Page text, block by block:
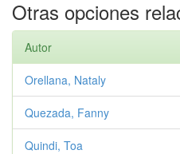
Otras opciones
Autor
Orellana, Nataly
Quezada, Fanny
Quindi, Toa